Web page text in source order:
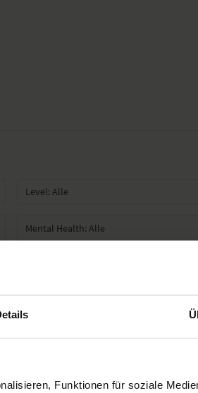
Funktionen für soziale